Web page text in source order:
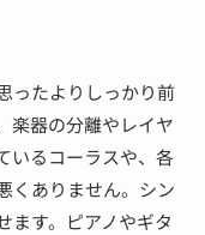
ったよりしっかり前
楽器の分離やレイヤ
いるコーラスや、各
くありません。シン
ます。ピアノやギタ